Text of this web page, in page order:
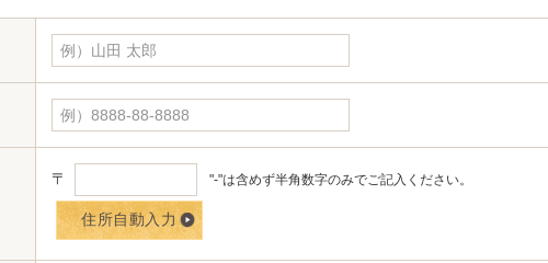
〒 "-"は含めず半角数字のみでご記入ください。